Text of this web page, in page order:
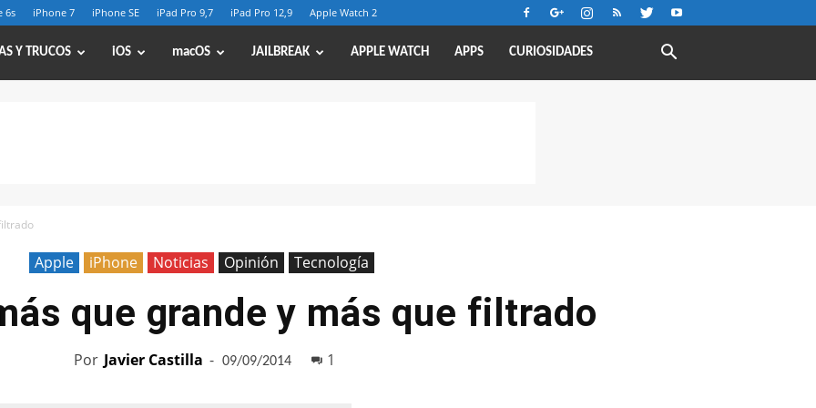
6s iPhone 7 iPhone SE iPad Pro 9,7 iPad Pro 12,9 Apple Watch 2
Y TRUCOS iOS macOS JAILBREAK APPLE WATCH APPS CURIOSIDADES
Apple iPhone Noticias Opinión Tecnología
que grande y más que filtrado
Por Javier Castilla - 09/09/2014 1